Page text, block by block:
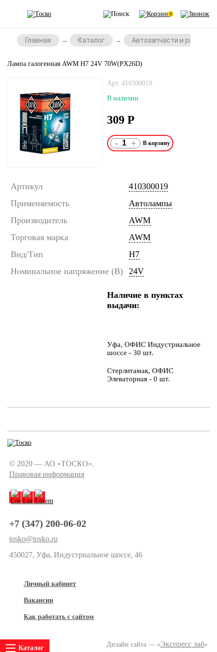
0
Главная Каталог Автозапчасти и
Лампа галогенная AWM H7 24V 70W(PX26D)
Арт. 410300019
В наличии
309 Р
- +
Артикул
410300019
Применяемость
Автолампы
Производитель
AWM
Торговая марка
AWM
Вид/Тип
H7
Номинальное напряжение (В)
24V
Наличие в пунктах
выдачи:
Уфа, ОФИС Индустриальное
шоссе - 30 шт.
Стерлитамак, ОФИС
Элеваторная - 0 шт.
© 2020 — АО «ТОСКО».
Правовая информация
+7 (347) 200-06-02
tosko@tosko.ru
450027, Уфа, Индустриальное шоссе, 46
Личный кабинет
Вакансии
Как работать с сайтом
Дизайн сайта — «Экспресс лаб»
Каталог